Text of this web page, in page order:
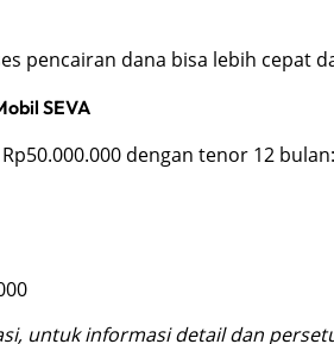
pencairan dana bisa lebih cepat
SEVA
dengan tenor 12 bulan:
untuk informasi detail dan